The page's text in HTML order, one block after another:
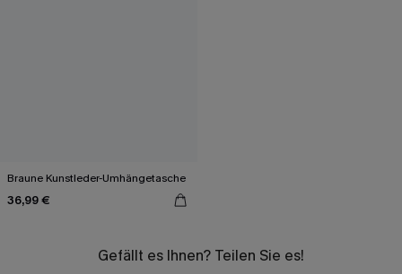
Braune Kunstleder-Umhängetasche
36,99 €
Gefällt es Ihnen? Teilen Sie es!